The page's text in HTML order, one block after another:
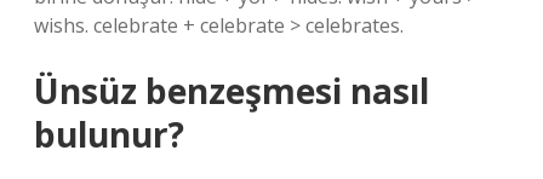
wishs. celebrate + celebrate > celebrates.
Ünsüz benzeşmesi nasıl
bulunur?